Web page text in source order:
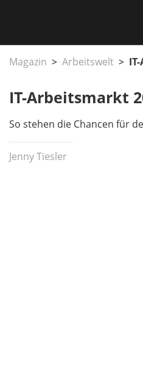
Magazin Arbeitswelt
IT-Arbeitsmarkt
So stehen die Chancen für
Jenny Tiesler